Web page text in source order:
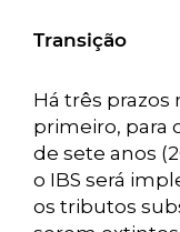
Transição
Há três prazos
primeiro, para
de sete anos
o IBS será
os tributos